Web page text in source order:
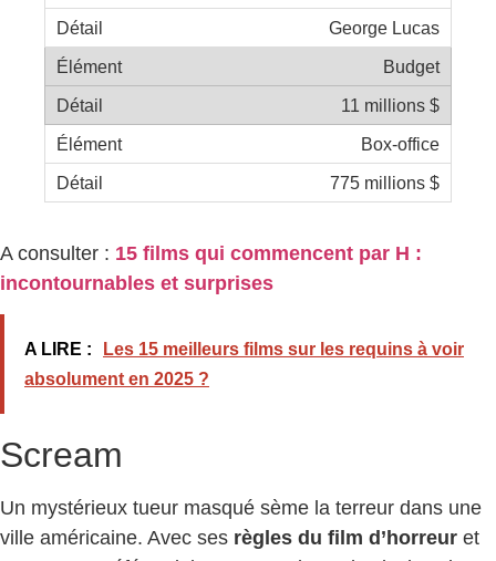
George Lucas
Budget
11 millions $
Box-office
775 millions $
A consulter : 15 films qui commencent par H :
incontournables et surprises
A LIRE :
Les 15 meilleurs films sur les requins à voir
absolument en 2025 ?
Scream
Un mystérieux tueur masqué sème la terreur dans une
ville américaine. Avec ses règles du film d’horreur et